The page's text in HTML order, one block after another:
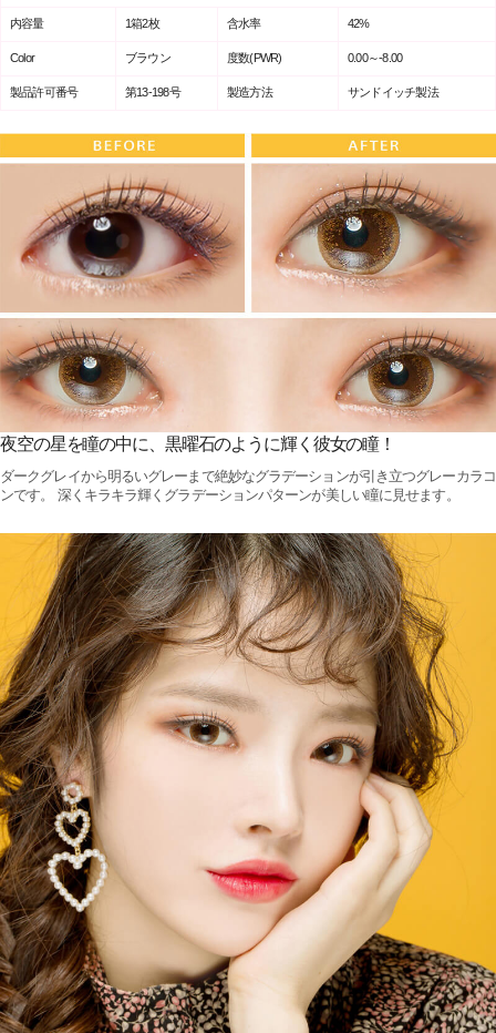
内容量 1箱2枚 含水率 42%
Color ブラウン 度数(PWR) 0.00～-8.00
製品許可番号 第13-198号 製造方法 サンドイッチ製法
夜空の星を瞳の中に、黒曜石のように輝く彼女の瞳！
ダークグレイから明るいグレーまで絶妙なグラデーションが引き立つグレーカラコ
ンです。 深くキラキラ輝くグラデーションパターンが美しい瞳に見せます。